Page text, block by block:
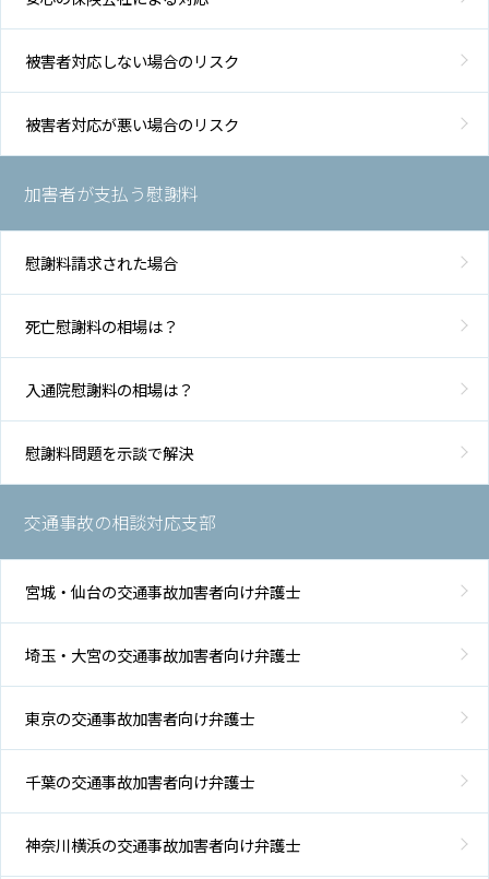
被害者対応しない場合のリスク
被害者対応が悪い場合のリスク
加害者が支払う慰謝料
慰謝料請求された場合
死亡慰謝料の相場は？
入通院慰謝料の相場は？
慰謝料問題を示談で解決
交通事故の相談対応支部
宮城・仙台の交通事故加害者向け弁護士
埼玉・大宮の交通事故加害者向け弁護士
東京の交通事故加害者向け弁護士
千葉の交通事故加害者向け弁護士
神奈川横浜の交通事故加害者向け弁護士